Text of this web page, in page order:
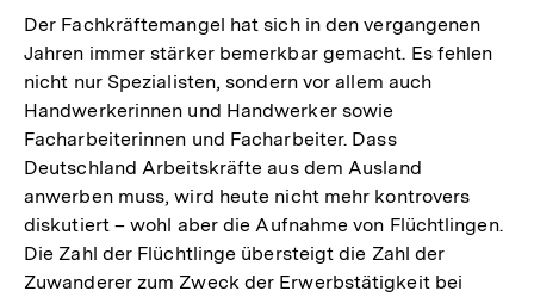
Der Fachkräftemangel hat sich in den vergangenen
Jahren immer stärker bemerkbar gemacht. Es fehlen
nicht nur Spezialisten, sondern vor allem auch
Handwerkerinnen und Handwerker sowie
Facharbeiterinnen und Facharbeiter. Dass
Deutschland Arbeitskräfte aus dem Ausland
anwerben muss, wird heute nicht mehr kontrovers
diskutiert – wohl aber die Aufnahme von Flüchtlingen.
Die Zahl der Flüchtlinge übersteigt die Zahl der
Zuwanderer zum Zweck der Erwerbstätigkeit bei